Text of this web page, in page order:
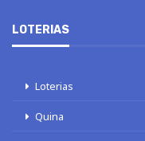
LOTERIAS
Loterias
Quina